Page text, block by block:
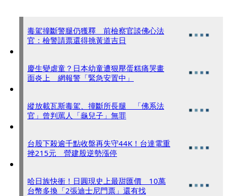
毒駕撞斷警腿仍獲釋 前檢察官談佛心法
官：檢警請票還得挑黃道吉日
慶生變虐童？日本幼童遭狠壓蛋糕痛哭畫
面炎上 網報警「緊急安置中」
縱放載瓦斯毒駕、撞斷所長腿 「佛系法
官」曾判罵人「龜兒子」無罪
台股下殺逾千點收盤再失守44K！台達電重
挫215元 營建股逆勢漲停
哈日族快衝！日圓現史上最甜匯價 10萬
台幣多換「2張迪士尼門票」還有找